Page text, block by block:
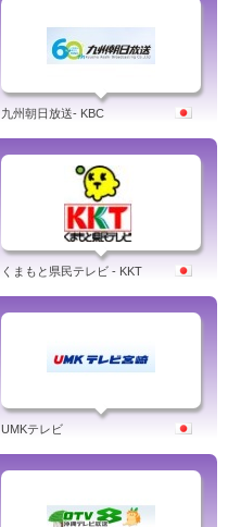
九州朝日放送- KBC
くまもと県民テレビ - KKT
UMKテレビ